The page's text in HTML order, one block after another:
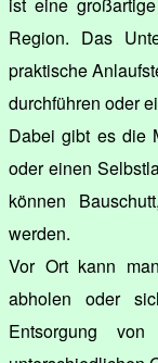
Region. Das
praktische
durchführen oder
Dabei gibt es die
oder einen
können
werden.
Vor Ort kann
abholen oder
Entsorgung